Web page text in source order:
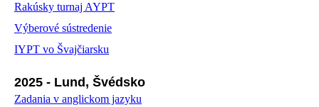
Rakúsky turnaj AYPT
Výberové sústredenie
IYPT vo Švajčiarsku
2025 - Lund, Švédsko
Zadania v anglickom jazyku